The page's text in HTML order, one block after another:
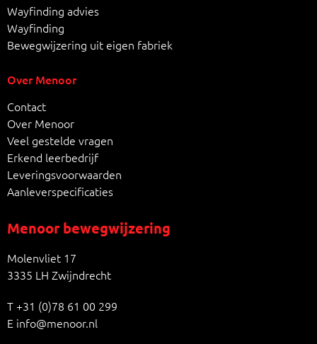
Wayfinding advies
Wayfinding
Bewegwijzering uit eigen fabriek
Over Menoor
Contact
Over Menoor
Veel gestelde vragen
Erkend leerbedrijf
Leveringsvoorwaarden
Aanleverspecificaties
Menoor bewegwijzering
Molenvliet 17
3335 LH Zwijndrecht
T+31 (0)78 61 00 299
E info@menoor.nl